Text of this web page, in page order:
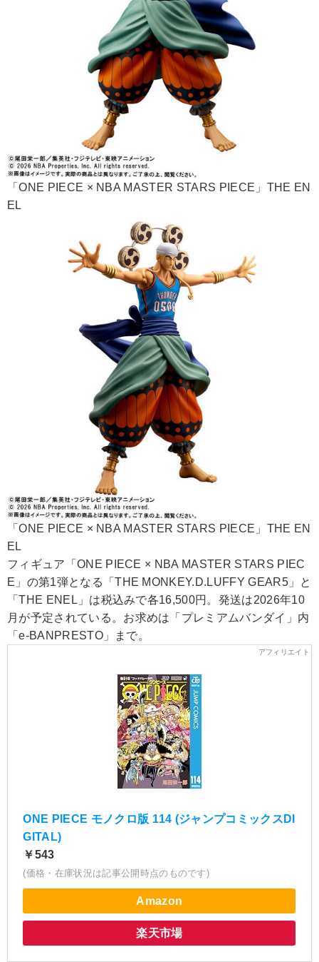
「ONE PIECE × NBA MASTER STARS PIECE」THE EN
EL
「ONE PIECE × NBA MASTER STARS PIECE」THE EN
EL
フィギュア「ONE PIECE × NBA MASTER STARS PIEC
E」の第1弾となる「THE MONKEY.D.LUFFY GEAR5」と
「THE ENEL」は税込みで各16,500円。発送は2026年10
月が予定されている。お求めは「プレミアムバンダイ」内
「e-BANPRESTO」まで。
ONE PIECE モノクロ版 114 (ジャンプコミックスDI
GITAL)
￥543
(価格・在庫状況は記事公開時点のものです)
Amazon
楽天市場